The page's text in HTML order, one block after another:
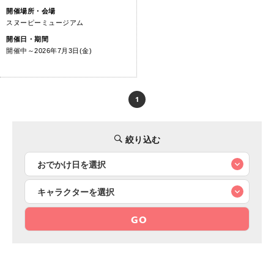
開催場所・会場
スヌーピーミュージアム
開催日・期間
開催中～2026年7月3日(金)
1
絞り込む
GO